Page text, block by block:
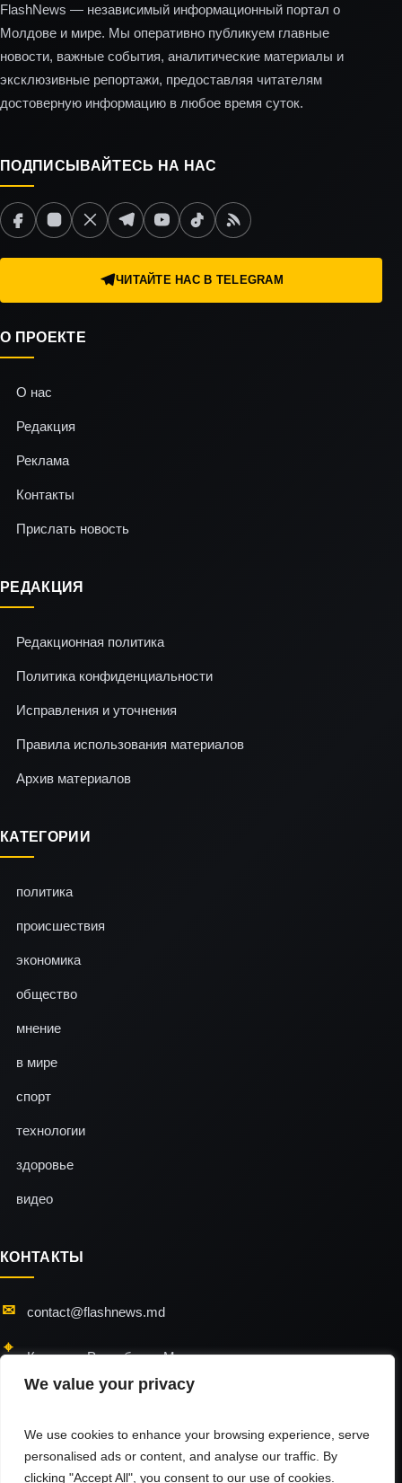
We value your privacy
We use cookies to enhance your browsing experience, serve
personalised ads or content, and analyse our traffic. By
clicking "Accept All", you consent to our use of cookies.
FlashNews — независимый информационный портал о
Молдове и мире. Мы оперативно публикуем главные
новости, важные события, аналитические материалы и
эксклюзивные репортажи, предоставляя читателям
достоверную информацию в любое время суток.
ПОДПИСЫВАЙТЕСЬ НА НАС
ЧИТАЙТЕ НАС В TELEGRAM
О ПРОЕКТЕ
О нас
Редакция
Реклама
Контакты
Прислать новость
РЕДАКЦИЯ
Редакционная политика
Политика конфиденциальности
Исправления и уточнения
Правила использования материалов
Архив материалов
КАТЕГОРИИ
политика
происшествия
экономика
общество
мнение
в мире
спорт
технологии
здоровье
видео
КОНТАКТЫ
contact@flashnews.md
Кишинэу, Республика Молдова